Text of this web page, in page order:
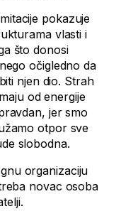
pokazuje
vlasti i
što donosi
očigledno da
njen dio. Strah
od energije
jer smo
otpor sve
slobodna.
organizaciju
novac osoba